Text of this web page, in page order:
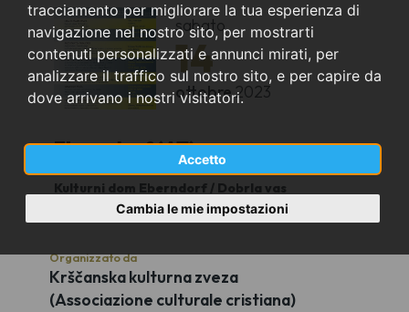
tracciamento per migliorare la tua esperienza di
navigazione nel nostro sito, per mostrarti
contenuti personalizzati e annunci mirati, per
analizzare il traffico sul nostro sito, e per capire da
dove arrivano i nostri visitatori.
Accetto
Cambia le mie impostazioni
sabato
14
ottobre2023
Eberndorf (AT)
Kulturni dom Eberndorf / Dobrla vas
Organizzato da
Krščanska kulturna zveza
(Associazione culturale cristiana)